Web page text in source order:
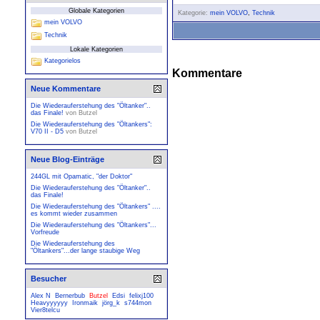
Kategorie: mein VOLVO, Technik
Kommentare
Globale Kategorien
mein VOLVO
Technik
Lokale Kategorien
Kategorielos
Neue Kommentare
Die Wiederauferstehung des "Öltanker"..
das Finale! von Butzel
Die Wiederauferstehung des "Öltankers":
V70 II - D5 von Butzel
Neue Blog-Einträge
244GL mit Opamatic, "der Doktor"
Die Wiederauferstehung des "Öltanker"..
das Finale!
Die Wiederauferstehung des "Öltankers" ....
es kommt wieder zusammen
Die Wiederauferstehung des "Öltankers"...
Vorfreude
Die Wiederauferstehung des
"Öltankers"...der lange staubige Weg
Besucher
Alex N Bernerbub Butzel Edsi felixj100
Heavyyyyyy
Ironmaik jörg_k s744mon
Vier8telcu